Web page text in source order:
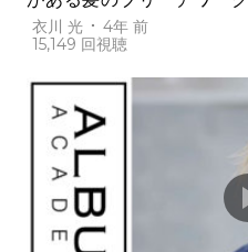
衣川 光
4年 前
15,149